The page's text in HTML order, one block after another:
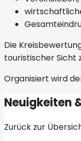
Die
touristischer Sicht
Organisiert wird
Neuigkeiten
Zurück zur